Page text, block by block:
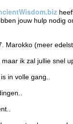
jouw hulp nodig
Marokko (meer
ik zal jullie snel
in volle gang..